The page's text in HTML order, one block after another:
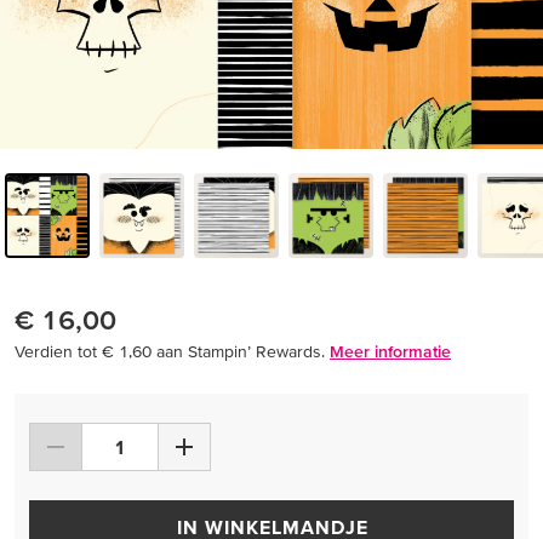
€ 16,00
Verdien tot € 1,60 aan Stampin’ Rewards. Meer informatie
IN WINKELMANDJE